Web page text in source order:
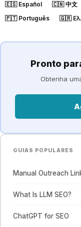
🇪🇸 Español 🇨🇳 中文
🇵🇹 Português 🇬🇷
Pronto
Obtenha
GUIAS POPULARES
Manual Outreach
What Is LLM SEO?
ChatGPT for SEO